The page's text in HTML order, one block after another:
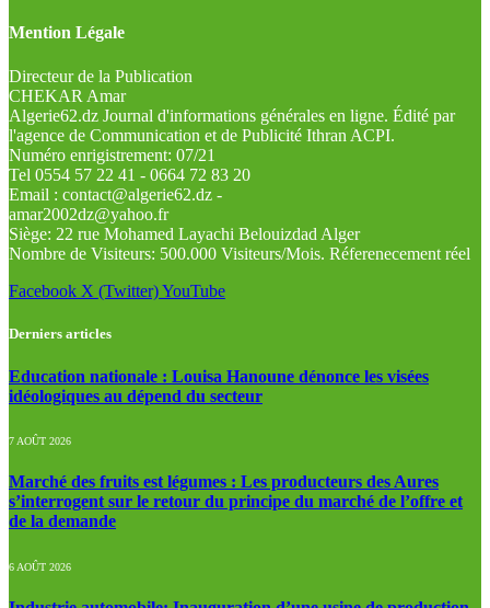
Mention Légale
Directeur de la Publication
CHEKAR Amar
Algerie62.dz Journal d'informations générales en ligne. Édité par
l'agence de Communication et de Publicité Ithran ACPI.
Numéro enrigistrement: 07/21
Tel 0554 57 22 41 - 0664 72 83 20
Email : contact@algerie62.dz -
amar2002dz@yahoo.fr
Siège: 22 rue Mohamed Layachi Belouizdad Alger
Nombre de Visiteurs: 500.000 Visiteurs/Mois. Réferenecement réel
Facebook X (Twitter)YouTube
Derniers articles
Education nationale : Louisa Hanoune dénonce les visées
idéologiques au dépend du secteur
7 AOÛT 2026
Marché des fruits est légumes : Les producteurs des Aures
s’interrogent sur le retour du principe du marché de l’offre et
de la demande
6 AOÛT 2026